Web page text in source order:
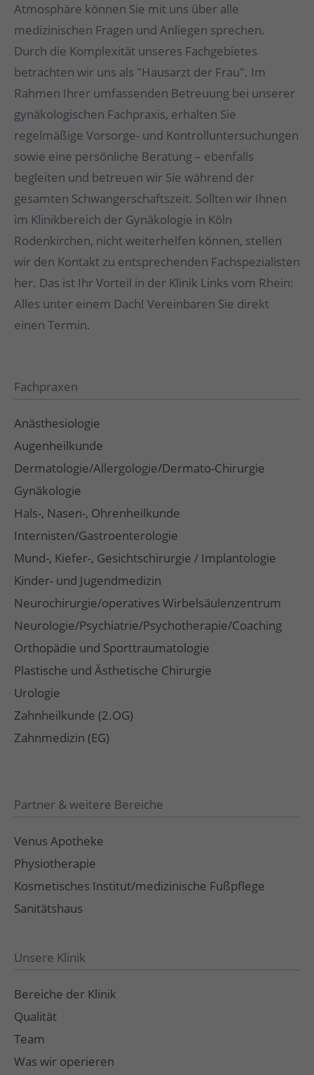
Atmosphäre können Sie mit uns über alle
medizinischen Fragen und Anliegen sprechen.
Durch die Komplexität unseres Fachgebietes
betrachten wir uns als "Hausarzt der Frau". Im
Rahmen Ihrer umfassenden Betreuung bei unserer
gynäkologischen Fachpraxis, erhalten Sie
regelmäßige Vorsorge- und Kontrolluntersuchungen
sowie eine persönliche Beratung – ebenfalls
begleiten und betreuen wir Sie während der
gesamten Schwangerschaftszeit. Sollten wir Ihnen
im Klinikbereich der Gynäkologie in Köln
Rodenkirchen, nicht weiterhelfen können, stellen
wir den Kontakt zu entsprechenden Fachspezialisten
her. Das ist Ihr Vorteil in der Klinik Links vom Rhein:
Alles unter einem Dach! Vereinbaren Sie direkt
einen Termin.
Fachpraxen
Anästhesiologie
Augenheilkunde
Dermatologie/Allergologie/Dermato-Chirurgie
Gynäkologie
Hals-, Nasen-, Ohrenheilkunde
Internisten/Gastroenterologie
Mund-, Kiefer-, Gesichtschirurgie / Implantologie
Kinder- und Jugendmedizin
Neurochirurgie/operatives Wirbelsäulenzentrum
Neurologie/Psychiatrie/Psychotherapie/Coaching
Orthopädie und Sporttraumatologie
Plastische und Ästhetische Chirurgie
Urologie
Zahnheilkunde (2.OG)
Zahnmedizin (EG)
Partner & weitere Bereiche
Venus Apotheke
Physiotherapie
Kosmetisches Institut/medizinische Fußpflege
Sanitätshaus
Unsere Klinik
Bereiche der Klinik
Qualität
Team
Was wir operieren